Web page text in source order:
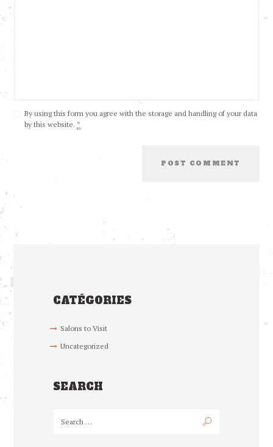
By using this form you agree with the storage and handling of your data
by this website. *
CATÉGORIES
Salons to Visit
Uncategorized
SEARCH